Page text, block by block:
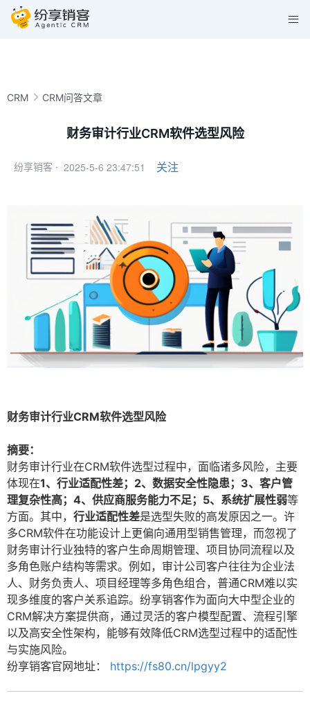
CRM CRM问答文章
财务审计行业CRM软件选型风险
纷享销客 · 2025-5-6 23:47:51 关注
财务审计行业CRM软件选型风险
摘要：
财务审计行业在CRM软件选型过程中，面临诸多风险，主要
体现在1、行业适配性差；2、数据安全性隐患；3、客户管
理复杂性高；4、供应商服务能力不足；5、系统扩展性弱等
方面。其中， 行业适配性差是选型失败的高发原因之一。许
多CRM软件在功能设计上更偏向通用型销售管理，而忽视了
财务审计行业独特的客户生命周期管理、项目协同流程以及
多角色账户结构等需求。例如，审计公司客户往往为企业法
人、财务负责人、项目经理等多角色组合，普通CRM难以实
现多维度的客户关系追踪。纷享销客作为面向大中型企业的
CRM解决方案提供商，通过灵活的客户模型配置、流程引擎
以及高安全性架构，能够有效降低CRM选型过程中的适配性
与实施风险。
纷享销客官网地址：
https://fs80.cn/lpgyy2